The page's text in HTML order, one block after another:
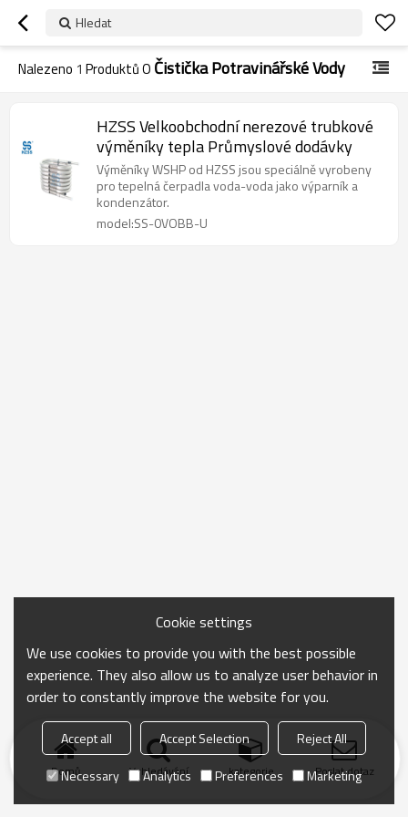
Hledat
Nalezeno 1 Produktů O Čistička Potravinářské Vody
HZSS Velkoobchodní nerezové trubkové
výměníky tepla Průmyslové dodávky
Výměníky WSHP od HZSS jsou speciálně vyrobeny
pro tepelná čerpadla voda-voda jako výparník a
kondenzátor.
model:SS-0VOBB-U
Domů Vyhledávání kategorie Poslat dotaz
Cookie settings
We use cookies to provide you with the best possible
experience. They also allow us to analyze user behavior in
order to constantly improve the website for you.
Accept all Accept Selection
Reject All
Necessary
Analytics Preferences Marketing